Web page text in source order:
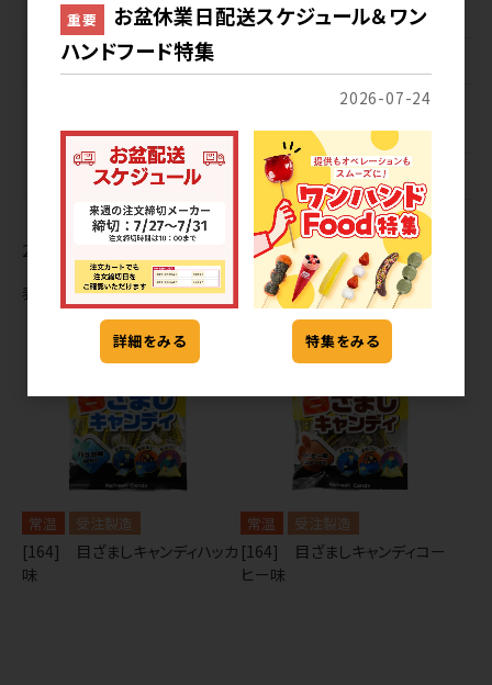
・混載3ケース以上無料
業務便 扱いなし
：無料※1種類2個まで※1社1回
のみ
送料
2
表示切替
常温 受注製造
[164] 目ざましキャンディハッカ
味
常温 受注製造
[164] 目ざましキャンディコー
ヒー味
重要
お盆休業日配送スケジュール＆ワン
ハンドフード特集
2026-07-24
詳細をみる 特集をみる